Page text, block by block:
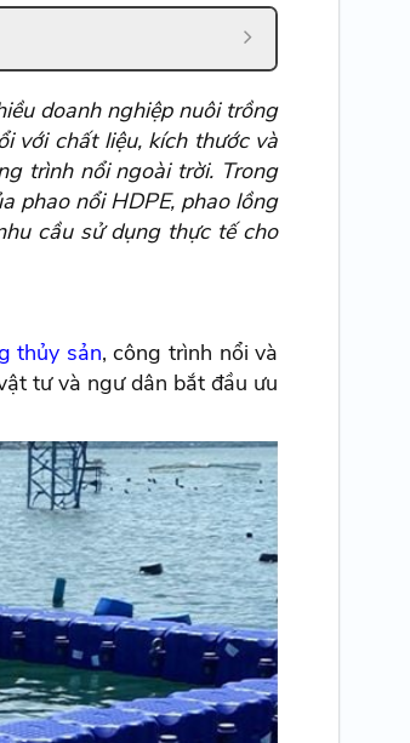
doanh nghiệp nuôi trồng
với chất liệu, kích thước và
trình nổi ngoài trời. Trong
phao nổi HDPE, phao lồng
cầu sử dụng thực tế cho
thủy sản, công trình nổi và
tư và ngư dân bắt đầu ưu